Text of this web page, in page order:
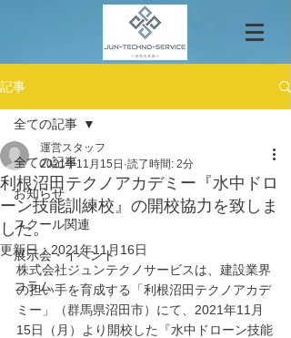
記事
全ての記事
お知らせ
スクール関連
展示会・イベント
コラム
全ての記事
利根沼田テクノアカデミー『水中ドロ
ーン技能訓練校』の開校協力を致しま
した。
運営スタッフ
2021年11月15日 読了時間: 2分
更新日： 2021年11月16日
株式会社ジュンテクノサービスは、建設業界
の担い手を育成する「利根沼田テクノアカデ
ミー」（群馬県沼田市）にて、2021年11月
15日（月）より開校した『水中ドローン技能